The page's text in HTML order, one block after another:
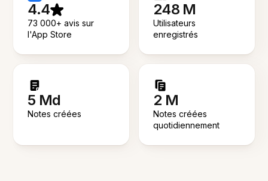
4.4
73 000+ avis sur
l'App Store
248 M
Utilisateurs
enregistrés
5 Md
Notes créées
2 M
Notes créées
quotidiennement